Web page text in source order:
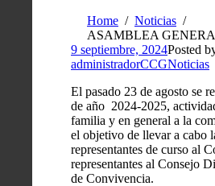
Home
Noticias
ASAMBLEA
9 septiembre, 2024Posted
administradorCCGNoticias
El pasado 23 de agosto se
de año 2024-2025,
familia y en general a la
el objetivo de llevar a cabo
representantes de curso al
representantes al Consejo
de Convivencia.